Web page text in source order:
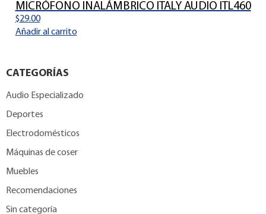
MICRÓFONO INALÁMBRICO ITALY AUDIO ITL460
$29.00
Añadir al carrito
CATEGORÍAS
Audio Especializado
Deportes
Electrodomésticos
Máquinas de coser
Muebles
Recomendaciones
Sin categoría